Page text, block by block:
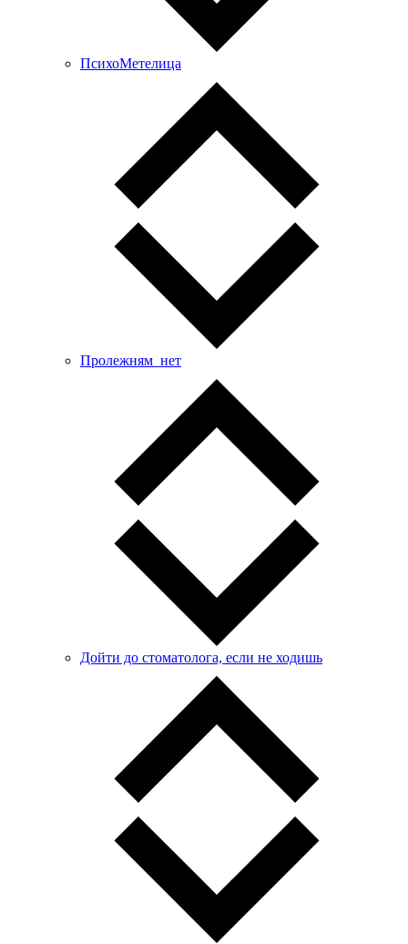
ПсихоМетелица
Пролежням_нет
Дойти до стоматолога, если не ходишь